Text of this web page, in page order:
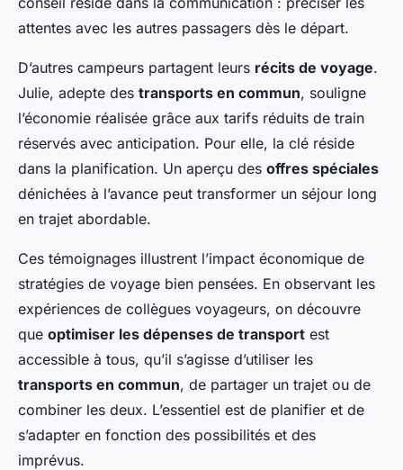
attentes avec les autres passagers dès le départ.
D’autres campeurs partagent leurs récits de voyage.
Julie, adepte des transports en commun, souligne
l’économie réalisée grâce aux tarifs réduits de train
réservés avec anticipation. Pour elle, la clé réside
dans la planification. Un aperçu des offres spéciales
dénichées à l’avance peut transformer un séjour long
en trajet abordable.
Ces témoignages illustrent l’impact économique de
stratégies de voyage bien pensées. En observant les
expériences de collègues voyageurs, on découvre
que optimiser les dépenses de transport est
accessible à tous, qu’il s’agisse d’utiliser les
transports en commun, de partager un trajet ou de
combiner les deux. L’essentiel est de planifier et de
s’adapter en fonction des possibilités et des
imprévus.